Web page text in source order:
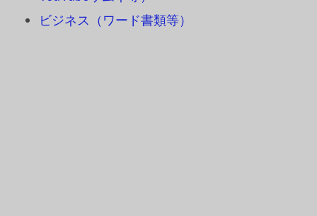
ビジネス（ワード書類等）